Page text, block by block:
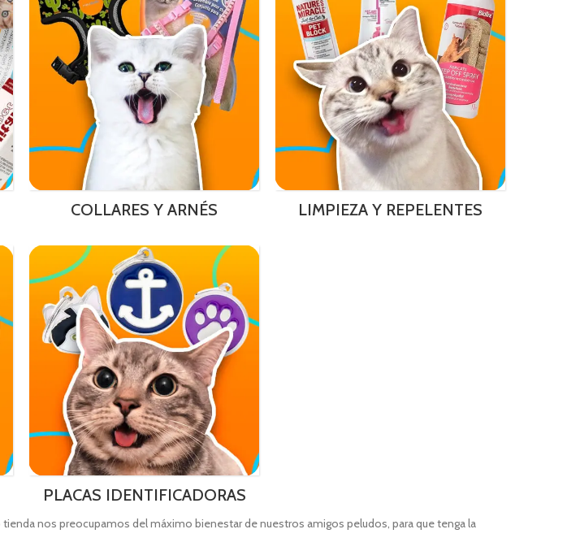
COLLARES Y ARNÉS LIMPIEZA Y REPELENTES
PLACAS IDENTIFICADORAS
nos preocupamos del máximo bienestar de nuestros amigos peludos, para que tenga la